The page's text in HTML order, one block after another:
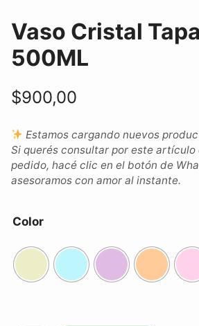
Vaso Cristal
500ML
$900,00
Estamos cargando nuevos
Si querés consultar por este artículo
pedido, hacé clic en el botón de
asesoramos con amor al instante.
Color